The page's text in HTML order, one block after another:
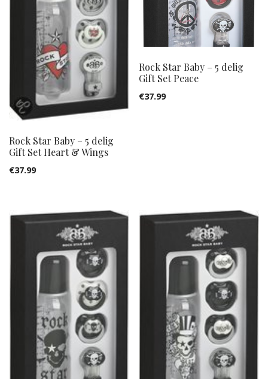
Rock Star Baby – 5 delig
Gift Set Heart & Wings
€37.99
Rock Star Baby – 5 delig
Gift Set Peace
€37.99